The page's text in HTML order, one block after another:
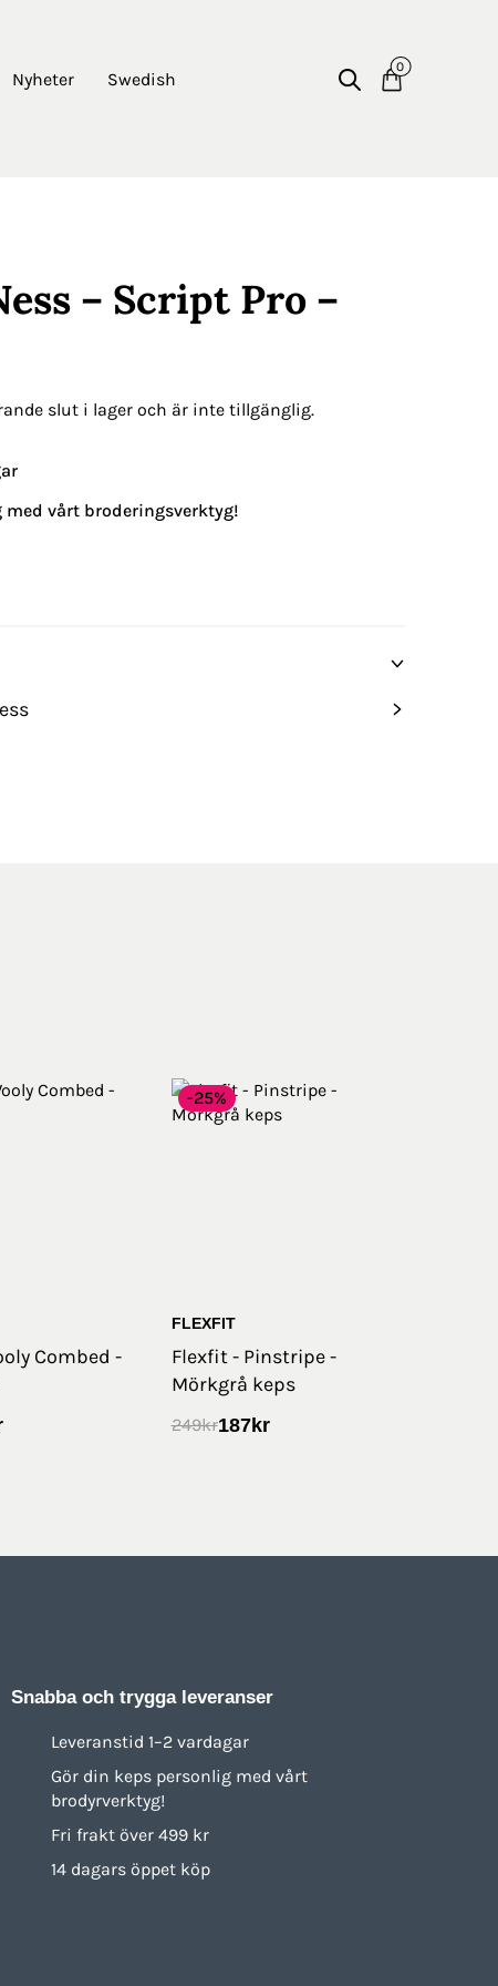
Nyheter Swedish
0
– Script Pro –
slut i lager och är inte tillgänglig.
vårt broderingsverktyg!
Combed -
-25%
FLEXFIT
Flexfit - Pinstripe -
Mörkgrå keps
249kr187kr
Snabba och trygga leveranser
Leveranstid 1–2 vardagar
Gör din keps personlig med vårt
brodyrverktyg!
Fri frakt över 499 kr
14 dagars öppet köp